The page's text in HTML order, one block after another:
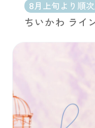
8月上旬より順
ちいかわ ライ